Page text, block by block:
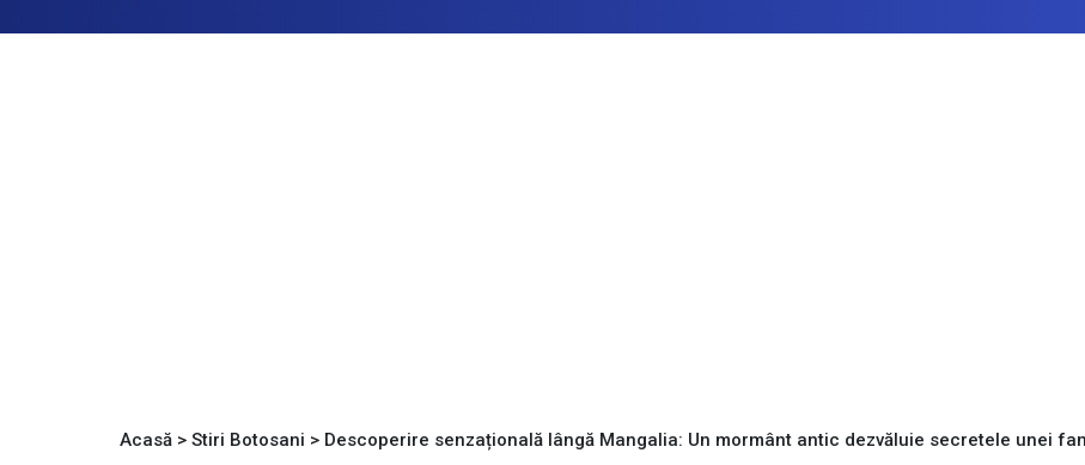
Acasă > Stiri Botosani > Descoperire senzațională lângă Mangalia: Un mormânt antic dezvăluie secretele unei